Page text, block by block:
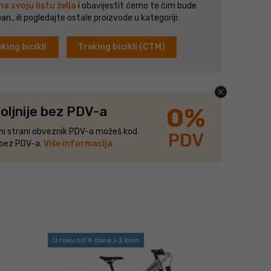
svoju listu želja i obavijestit ćemo te čim bude
ili pogledajte ostale proizvode u kategoriji:
bicikli Treking bicikli (CTM)
close
bez PDV-a
strani obveznik PDV-a možeš kod
PDV-a. Više informacija
0%
PDV
U roku od 4 dana > 2 kom